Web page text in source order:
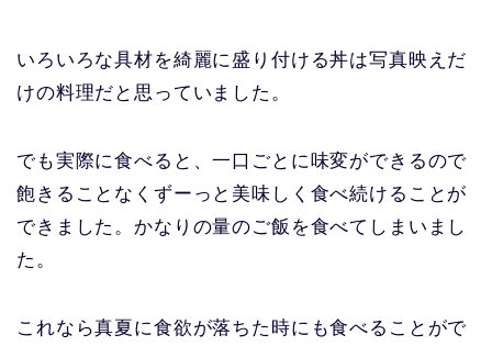
いろいろな具材を綺麗に盛り付ける丼は写真映えだ
けの料理だと思っていました。
でも実際に食べると、一口ごとに味変ができるので
飽きることなくずーっと美味しく食べ続けることが
できました。かなりの量のご飯を食べてしまいまし
た。
これなら真夏に食欲が落ちた時にも食べることがで